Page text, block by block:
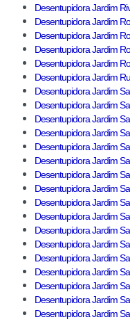
Desentupidora Jardim
Desentupidora Jardim
Desentupidora Jardim
Desentupidora Jardim
Desentupidora Jardim
Desentupidora Jardim
Desentupidora Jardim
Desentupidora Jardim
Desentupidora Jardim
Desentupidora Jardim
Desentupidora Jardim
Desentupidora Jardim
Desentupidora Jardim
Desentupidora Jardim
Desentupidora Jardim
Desentupidora Jardim
Desentupidora Jardim
Desentupidora Jardim
Desentupidora Jardim
Desentupidora Jardim
Desentupidora Jardim
Desentupidora Jardim
Desentupidora Jardim